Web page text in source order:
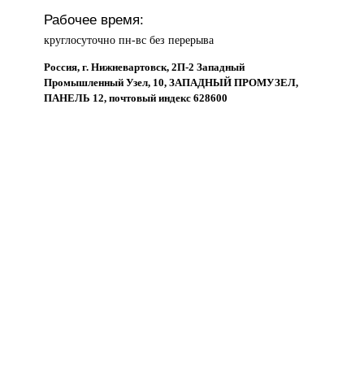
Рабочее время:
круглосуточно пн-вс без перерыва
Россия, г. Нижневартовск, 2П-2 Западный
Промышленный Узел, 10, ЗАПАДНЫЙ ПРОМУЗЕЛ,
ПАНЕЛЬ 12, почтовый индекс 628600